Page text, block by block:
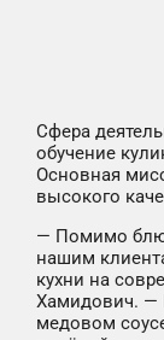
Сфера
обучение
Основная
высокого
— Помимо
нашим
кухни на
Хамидович. —
медовом